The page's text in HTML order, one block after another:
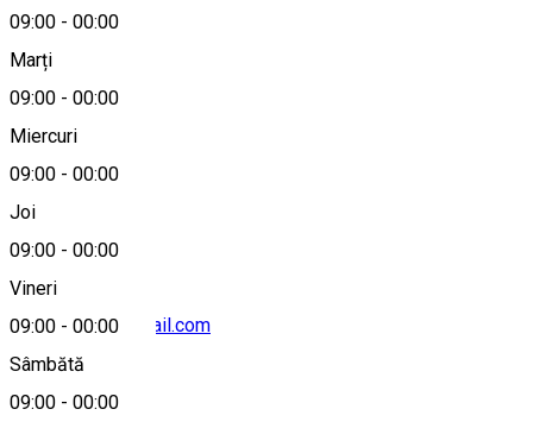
09:00 - 00:00
Marți
09:00 - 00:00
Miercuri
09:00 - 00:00
Joi
09:00 - 00:00
Vineri
09:00 - 00:00
Sâmbătă
09:00 - 00:00
Hartă
vuleamaria8@gmail.com
Despre